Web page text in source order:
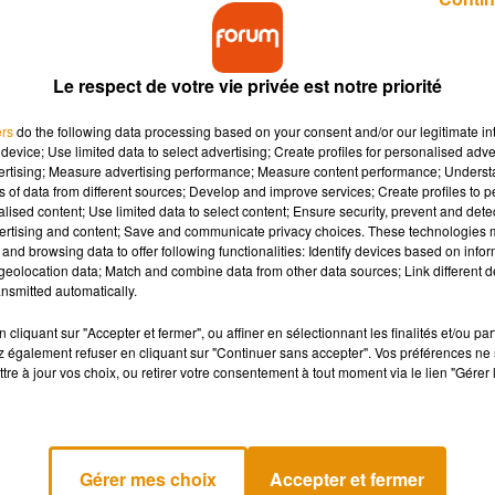
des riffs les plus célèbres du rock pour Rocky
un hymne de motivation mondial et une
tout le monde connaît et reconnaît dès les premières
écrit spécialement pour le film Rocky III
en 1982. Alors au début,
de composer un titre pour des scènes d'entraînement
dans la catégorie meilleure chanson originale.
pour qu'on ressente vraiment la détermination, l'attention
qui traverse les générations.
Le respect de votre vie privée est notre priorité
do the following data processing based on your consent and/or our legitimate
Use limited data to select advertising; Create profiles for personalised
Measure advertising performance; Measure content performance;
of data from different sources; Develop and improve services; Create profiles to
content; Use limited data to select content; Ensure security, prevent and
and content; Save and communicate privacy choices. These technologies
browsing data to offer following functionalities: Identify devices based on
data; Match and combine data from other data sources; Link different
automatically.
cliquant sur "Accepter et fermer", ou affiner en sélectionnant les finalités et/ou
également refuser en cliquant sur "Continuer sans accepter". Vos préférences
à jour vos choix, ou retirer votre consentement à tout moment via le lien
Gérer mes choix Accepter et fermer